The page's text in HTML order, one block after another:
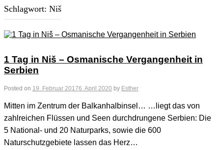
Schlagwort: Niš
1 Tag in Niš – Osmanische Vergangenheit in
Serbien
Posted on 19. Februar 20176. April 2020 by Esther
Mitten im Zentrum der Balkanhalbinsel… …liegt das von
zahlreichen Flüssen und Seen durchdrungene Serbien: Die
5 National- und 20 Naturparks, sowie die 600
Naturschutzgebiete lassen das Herz…